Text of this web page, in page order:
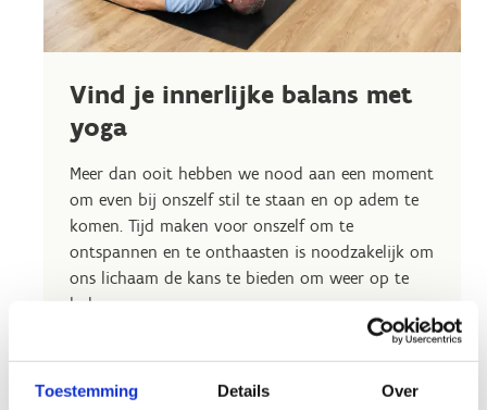
Toestemming Details Over
Vind je innerlijke balans met
yoga
Meer dan ooit hebben we nood aan een moment
om even bij onszelf stil te staan en op adem te
komen. Tijd maken voor onszelf om te
ontspannen en te onthaasten is noodzakelijk om
ons lichaam de kans te bieden om weer op te
laden.
Yoga kan helpen om je lichaam en geest terug in